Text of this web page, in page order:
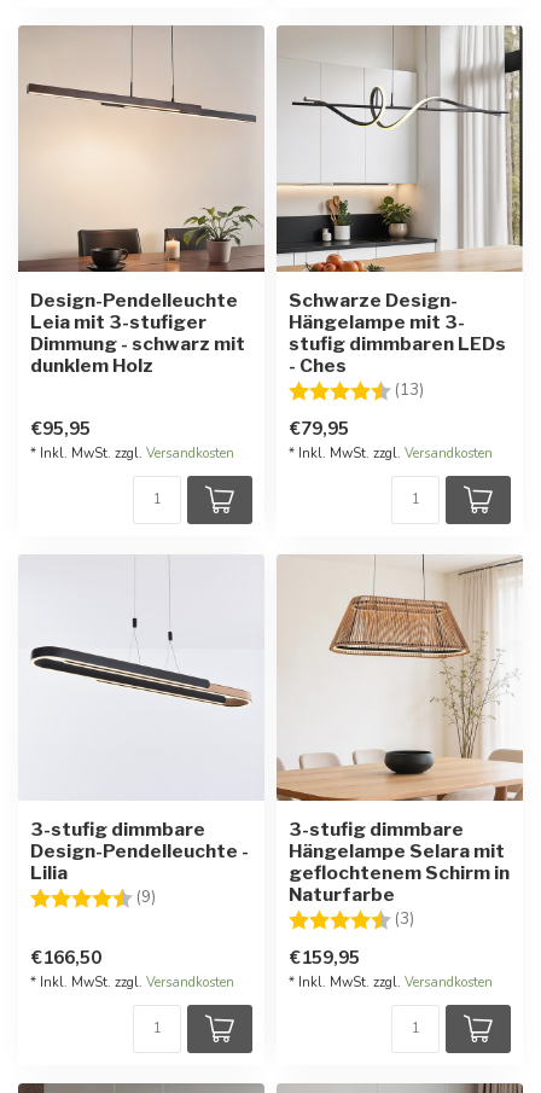
Design-Pendelleuchte
Leia mit 3-stufiger
Dimmung - schwarz mit
dunklem Holz
€95,95
* Inkl. MwSt. zzgl. Versandkosten
Schwarze Design-
Hängelampe mit 3-
stufig dimmbaren LEDs
- Ches
Bewertung:
(13)
€79,95
* Inkl. MwSt. zzgl. Versandkosten
3-stufig dimmbare
Design-Pendelleuchte -
Lilia
Bewertung:
(9) 4.7 von 5 Sternen
€166,50
* Inkl. MwSt. zzgl. Versandkosten
3-stufig dimmbare
Hängelampe Selara mit
geflochtenem Schirm in
Naturfarbe
Bewertung:
(3)
€159,95
* Inkl. MwSt. zzgl. Versandkosten